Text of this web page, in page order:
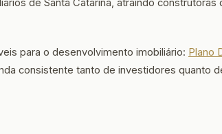
de Santa Catarina, atraindo
para o desenvolvimento imobiliário: Plano
consistente tanto de investidores quanto